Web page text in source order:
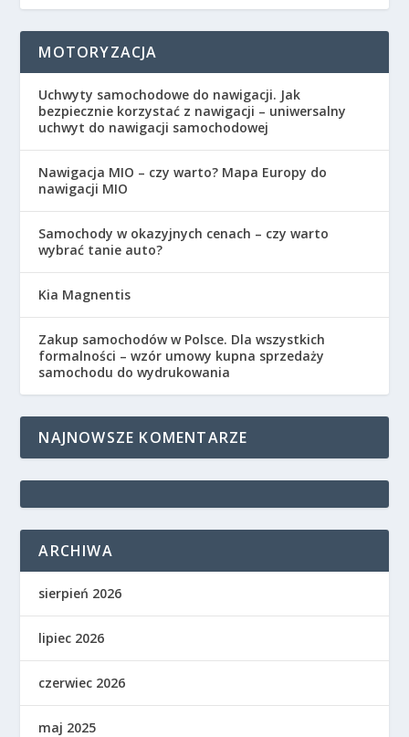
MOTORYZACJA
Uchwyty samochodowe do nawigacji. Jak
bezpiecznie korzystać z nawigacji – uniwersalny
uchwyt do nawigacji samochodowej
Nawigacja MIO – czy warto? Mapa Europy do
nawigacji MIO
Samochody w okazyjnych cenach – czy warto
wybrać tanie auto?
Kia Magnentis
Zakup samochodów w Polsce. Dla wszystkich
formalności – wzór umowy kupna sprzedaży
samochodu do wydrukowania
NAJNOWSZE KOMENTARZE
ARCHIWA
sierpień 2026
lipiec 2026
czerwiec 2026
maj 2025